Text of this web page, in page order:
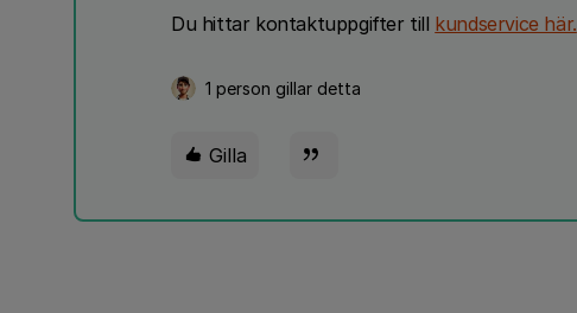
Du hittar kontaktuppgifter till kundservice här.
1 person gillar detta
Gilla